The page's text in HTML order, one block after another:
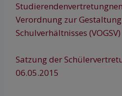
Verordnung zur
Schulverhältnisses (VOGSV)
Satzung der
06.05.2015